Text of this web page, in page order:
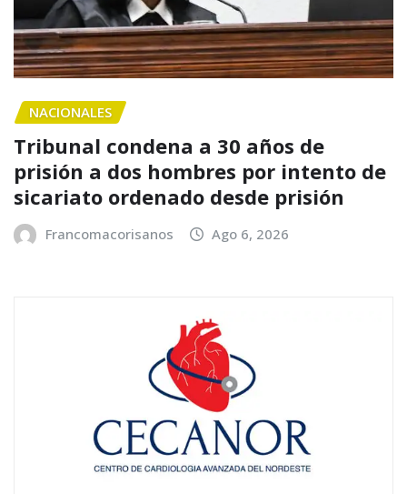
NACIONALES
Tribunal condena a 30 años de
prisión a dos hombres por intento de
sicariato ordenado desde prisión
Francomacorisanos Ago 6, 2026